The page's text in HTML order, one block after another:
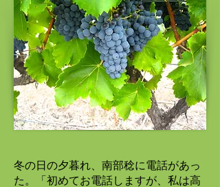
冬の日の夕暮れ、南部稔に電話があっ
た。「初めてお電話しますが、私は高